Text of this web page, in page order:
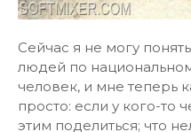
Сейчас я не могу
людей по
человек, и мне теперь
просто: если у кого-то
этим поделиться; что